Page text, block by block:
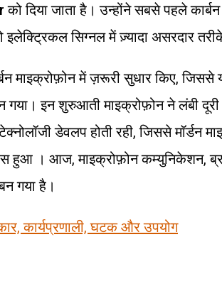
को दिया जाता है। उन्होंने सबसे पहले
सिग्नल में ज़्यादा असरदार
माइक्रोफ़ोन में ज़रूरी सुधार किए,
इन शुरुआती माइक्रोफ़ोन ने लंबी
डेवलप होती रही, जिससे मॉर्डन
हुआ । आज, माइक्रोफ़ोन कम्युनिकेशन,
गया है।
कार्यप्रणाली, घटक और उपयोग